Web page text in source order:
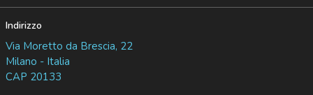
Indirizzo
Via Moretto da Brescia, 22
Milano - Italia
CAP 20133